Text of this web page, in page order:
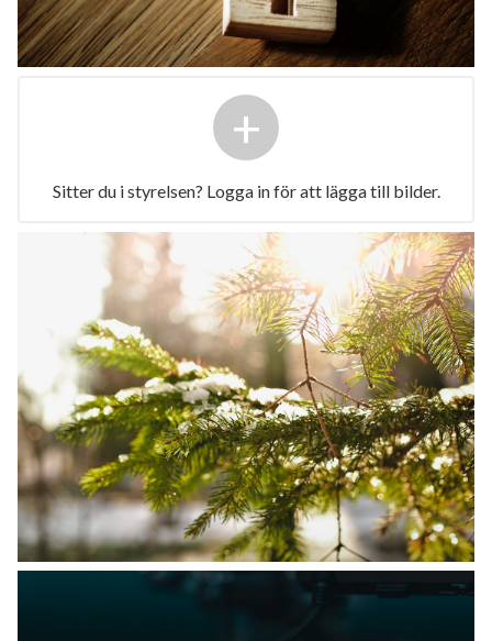
+
Sitter du i styrelsen? Logga in för att lägga till bilder.